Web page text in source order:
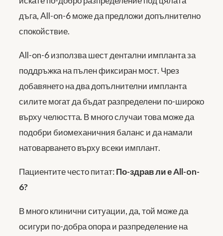
дъга, All-on-6 може да предложи допълнително
спокойствие.
All-on-6 използва шест дентални импланта за
поддръжка на пълен фиксиран мост. Чрез
добавянето на два допълнителни импланта
силите могат да бъдат разпределени по-широко
върху челюстта. В много случаи това може да
подобри биомеханичния баланс и да намали
натоварването върху всеки имплант.
Пациентите често питат:По-здрав ли е All-on-
6?
В много клинични ситуации, да, той може да
осигури по-добра опора и разпределение на